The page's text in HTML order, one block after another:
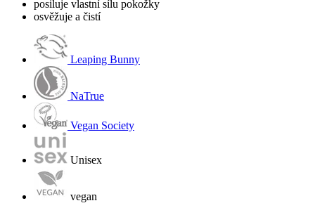
posiluje vlastní sílu pokožky
osvěžuje a čistí
Leaping Bunny
NaTrue
Vegan Society
Unisex
vegan